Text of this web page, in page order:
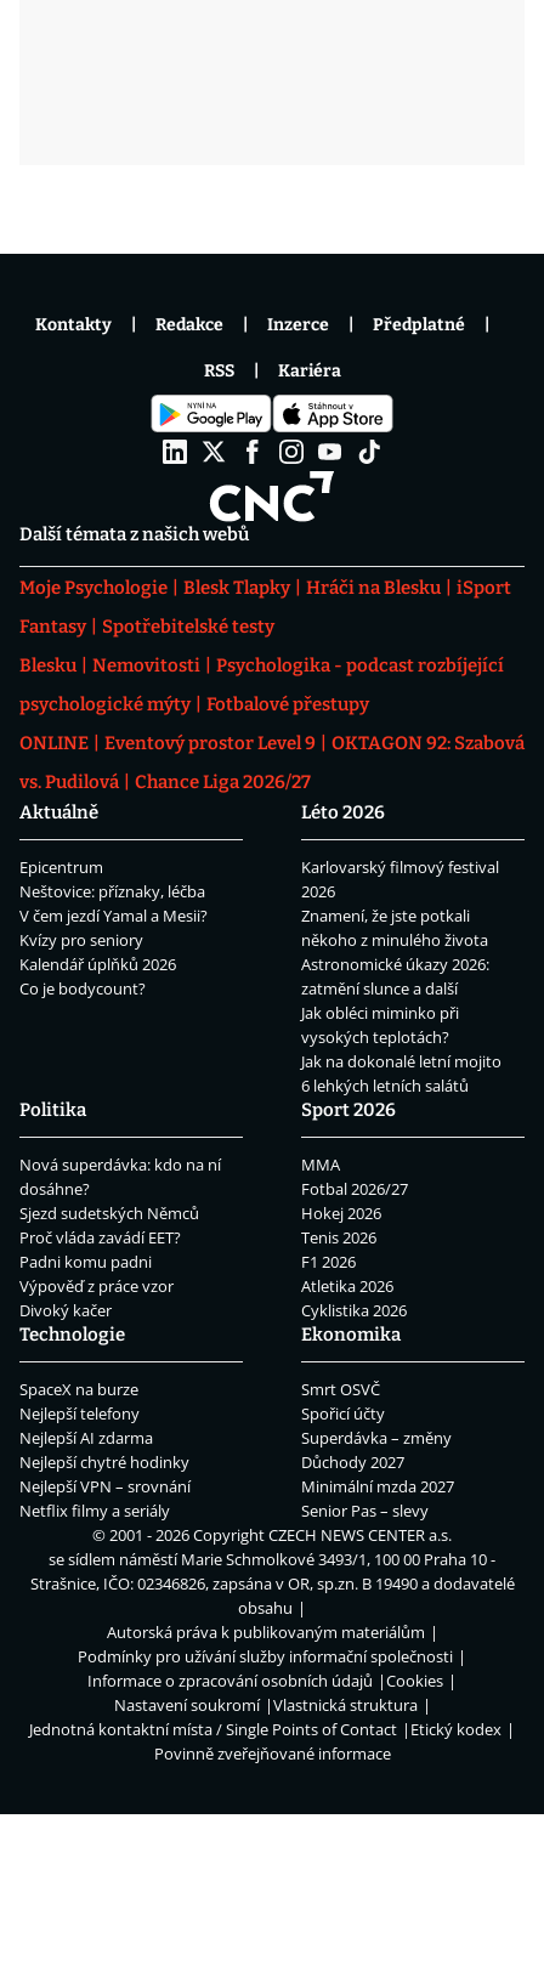
Další témata z našich webů
Moje Psychologie Blesk Tlapky Hráči na Blesku
iSport
Fantasy
Spotřebitelské testy
Blesku
Nemovitosti
Psychologika - podcast rozbíjející
psychologické mýty
Fotbalové přestupy
ONLINE
Eventový prostor Level 9
OKTAGON 92: Szabová
vs. Pudilová
Chance Liga 2026/27
Aktuálně
Epicentrum
Neštovice: příznaky, léčba
V čem jezdí Yamal a Mesii?
Kvízy pro seniory
Kalendář úplňků 2026
Co je bodycount?
Léto 2026
Karlovarský filmový festival
2026
Znamení, že jste potkali
někoho z minulého života
Astronomické úkazy 2026:
zatmění slunce a další
Jak obléci miminko při
vysokých teplotách?
Jak na dokonalé letní mojito
6 lehkých letních salátů
Politika
Nová superdávka: kdo na ní
dosáhne?
Sjezd sudetských Němců
Proč vláda zavádí EET?
Padni komu padni
Výpověď z práce vzor
Divoký kačer
Sport 2026
MMA
Fotbal 2026/27
Hokej 2026
Tenis 2026
F1 2026
Atletika 2026
Cyklistika 2026
Technologie
SpaceX na burze
Nejlepší telefony
Nejlepší AI zdarma
Nejlepší chytré hodinky
Nejlepší VPN – srovnání
Netflix filmy a seriály
Ekonomika
Smrt OSVČ
Spořicí účty
Superdávka – změny
Důchody 2027
Minimální mzda 2027
Senior Pas – slevy
Kontakty Redakce Inzerce Předplatné
RSS Kariéra
© 2001 - 2026 CopyrightCZECH NEWS CENTER a.s.
se sídlem náměstí Marie Schmolkové 3493/1, 100 00 Praha 10 -
Strašnice, IČO: 02346826, zapsána v OR, sp.zn. B 19490 a dodavatelé
obsahu
Autorská práva k publikovaným materiálům
Podmínky pro užívání služby informační společnosti
Informace o zpracování osobních údajů
Cookies
Nastavení soukromí
Vlastnická struktura
Jednotná kontaktní místa / Single Points of Contact
Etický kodex
Povinně zveřejňované informace